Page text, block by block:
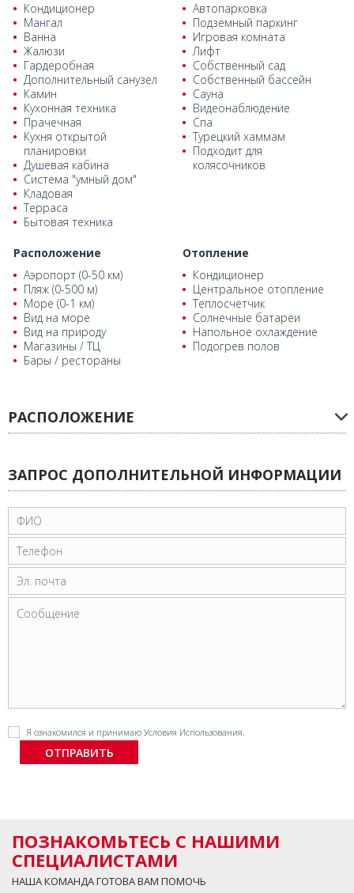
Кондиционер
Мангал
Ванна
Жалюзи
Гардеробная
Дополнительный санузел
Камин
Кухонная техника
Прачечная
Кухня открытой
планировки
Душевая кабина
Система "умный дом"
Кладовая
Терраса
Бытовая техника
Автопарковка
Подземный паркинг
Игровая комната
Лифт
Собственный сад
Собственный бассейн
Сауна
Видеонаблюдение
Спа
Турецкий хаммам
Подходит для
колясочников
Расположение
Аэропорт (0-50 км)
Пляж (0-500 м)
Море (0-1 км)
Вид на море
Вид на природу
Магазины / ТЦ
Бары / рестораны
Отопление
Кондиционер
Центральное отопление
Теплосчетчик
Солнечные батареи
Напольное охлаждение
Подогрев полов
РАСПОЛОЖЕНИЕ
ЗАПРОС ДОПОЛНИТЕЛЬНОЙ ИНФОРМАЦИИ
Я ознакомился и принимаю Условия Использования.
ПОЗНАКОМЬТЕСЬ С НАШИМИ
СПЕЦИАЛИСТАМИ
НАША КОМАНДА ГОТОВА ВАМ ПОМОЧЬ